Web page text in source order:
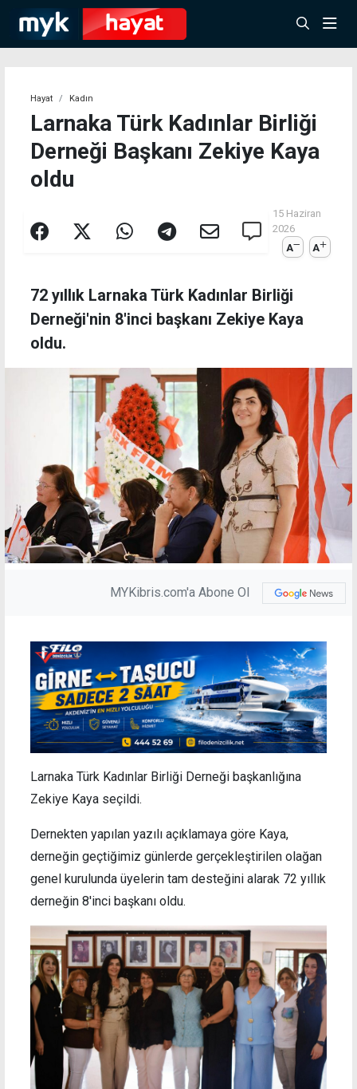
Hayat Kadın
Larnaka Türk Kadınlar Birliği
Derneği Başkanı Zekiye Kaya
oldu
15 Haziran
2026
A
A
72 yıllık Larnaka Türk Kadınlar Birliği
Derneği'nin 8'inci başkanı Zekiye Kaya
oldu.
MYKibris.com'a Abone Ol
Larnaka Türk Kadınlar Birliği Derneği başkanlığına
Zekiye Kaya seçildi.
Dernekten yapılan yazılı açıklamaya göre Kaya,
derneğin geçtiğimiz günlerde gerçekleştirilen olağan
genel kurulunda üyelerin tam desteğini alarak 72 yıllık
derneğin 8'inci başkanı oldu.